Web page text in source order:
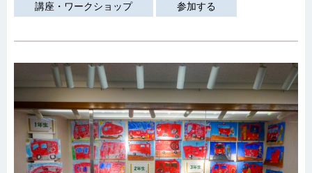
講座・ワークショップ 参加する